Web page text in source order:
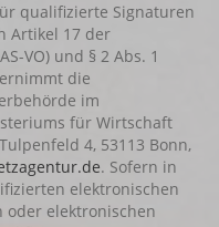
qualifizierte Signaturen
Artikel 17 der
VO) und § 2 Abs. 1
die
im
für Wirtschaft
4, 53113 Bonn,
. Sofern in
elektronischen
oder elektronischen